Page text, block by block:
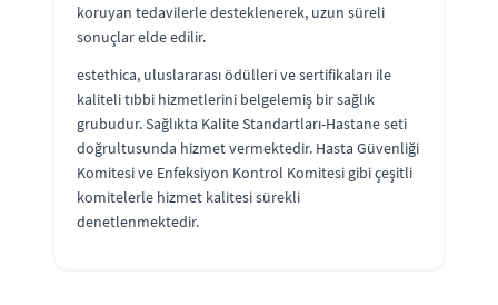
koruyan tedavilerle desteklenerek, uzun süreli
sonuçlar elde edilir.
estethica, uluslararası ödülleri ve sertifikaları ile
kaliteli tıbbi hizmetlerini belgelemiş bir sağlık
grubudur. Sağlıkta Kalite Standartları-Hastane seti
doğrultusunda hizmet vermektedir. Hasta Güvenliği
Komitesi ve Enfeksiyon Kontrol Komitesi gibi çeşitli
komitelerle hizmet kalitesi sürekli
denetlenmektedir.